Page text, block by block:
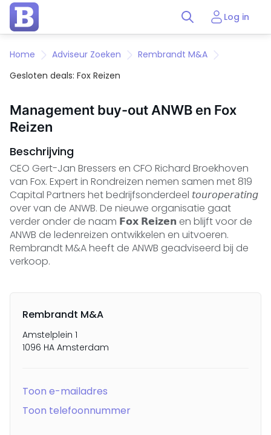
Log in
Home Adviseur Zoeken
Rembrandt M&A
Gesloten deals: Fox Reizen
Management buy-out ANWB en Fox
Reizen
Beschrijving
CEO Gert-Jan Bressers en CFO Richard Broekhoven
van Fox. Expert in Rondreizen nemen samen met 819
Capital Partners het bedrijfsonderdeel 𝘵𝘰𝘶𝘳𝘰𝘱𝘦𝘳𝘢𝘵𝘪𝘯𝘨
over van de ANWB. De nieuwe organisatie gaat
verder onder de naam 𝗙𝗼𝘅 𝗥𝗲𝗶𝘇𝗲𝗻 en blijft voor de
ANWB de ledenreizen ontwikkelen en uitvoeren.
Rembrandt M&A heeft de ANWB geadviseerd bij de
verkoop.
Rembrandt M&A
Amstelplein 1
1096 HA Amsterdam
Toon e-mailadres
Toon telefoonnummer